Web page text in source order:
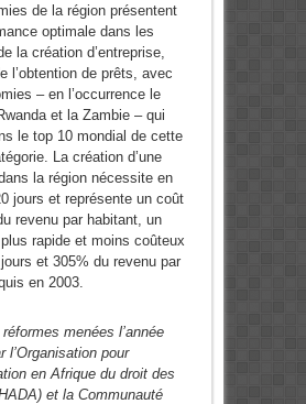
de la région présentent
optimale dans les
la création d’entreprise,
l’obtention de prêts, avec
– en l’occurrence le
et la Zambie – qui
le top 10 mondial de cette
La création d’une
la région nécessite en
jours et représente un coût
revenu par habitant, un
rapide et moins coûteux
et 305% du revenu par
en 2003.
menées l’année
l’Organisation pour
en Afrique du droit des
et la Communauté